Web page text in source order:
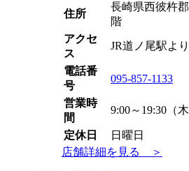
住所
長崎県西彼杵
階
アクセ
ス
JR道ノ尾駅よ
電話番
号
095-857-1133
営業時
間
9:00～19:30（
定休日
日曜日
店舗詳細を見る ＞